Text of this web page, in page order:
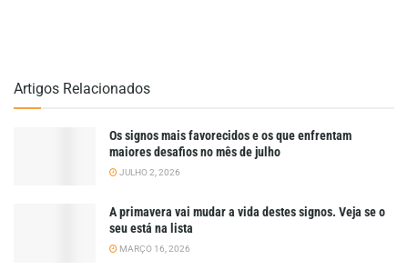
Artigos Relacionados
Os signos mais favorecidos e os que enfrentam
maiores desafios no mês de julho
JULHO 2, 2026
A primavera vai mudar a vida destes signos. Veja se o
seu está na lista
MARÇO 16, 2026